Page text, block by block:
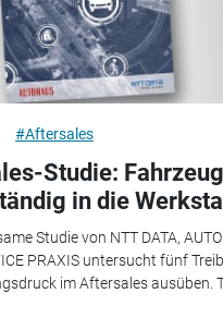
#Aftersales
Studie:
in die
Studie von NTT DATA,
PRAXIS untersucht fünf
im Aftersales ausüben.